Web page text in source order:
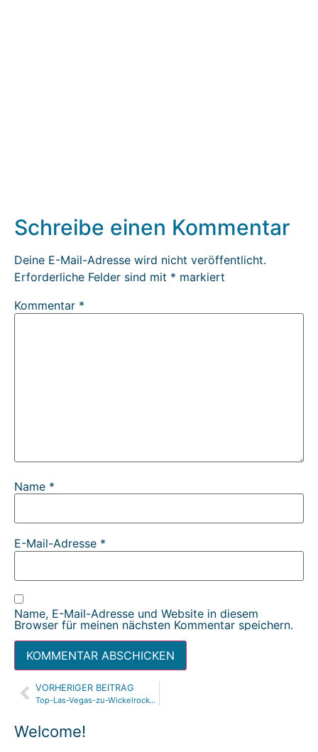
Welcome!
Schreibe einen Kommentar
Deine E-Mail-Adresse wird nicht veröffentlicht.
Erforderliche Felder sind mit * markiert
Kommentar *
Name *
E-Mail-Adresse *
Name, E-Mail-Adresse und Website in diesem
Browser für meinen nächsten Kommentar speichern.
Alternative:
VORHERIGER BEITRAG
Top-Las-Vegas-zu-Wickelrock-mommymade